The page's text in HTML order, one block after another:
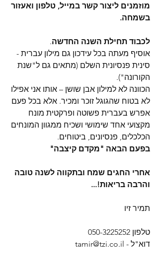
מוזמנים ליצור קשר במייל, טלפון ואעזור
בשמחה.
לכבוד תחילת השנה החדשה.
אוסיף מעתה בכל עידכון גם מילון עברית -
סינית פנסיונית השלם (מתאים גם ל"שנת
הקורונה").
הכוונה לא למילון אבן שושן – אותו אני אפילו
לא בטוח שהגוגל זוכר ומכיר. אלא בכל פעם
אפרש בעברית פשוטה ופרקטית מונח
מקצועי אחד שימושי ושכיח ממגוון המונחים
הכלכלים, פנסיונים, ביטוחים.
בפעם הבאה "מקדם קיצבה"
אחרי החגים שמח ובתקווה לשנה טובה
והרבה בריאות!...
תמיר זיו
טלפון 050-3225252
דוא"ל - tamir@tzi.co.il